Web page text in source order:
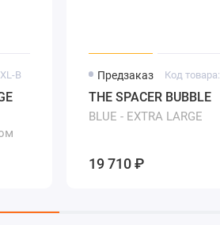
B Предзаказ Код
THE SPACER BUBBLE
BLUE - EXTRA LARGE
19 710 ₽